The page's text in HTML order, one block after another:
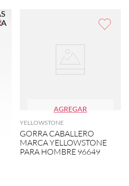
AGREGAR
YELLOWSTONE
GORRA CABALLERO
MARCA YELLOWSTONE
PARA HOMBRE 96649